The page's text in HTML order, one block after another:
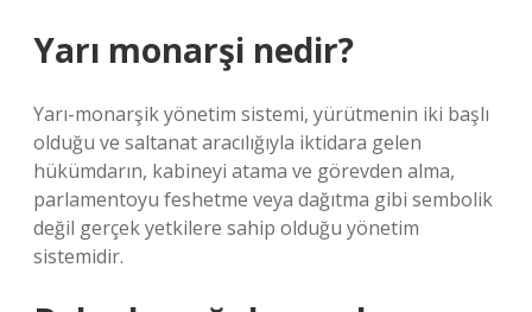
Yarı monarşi nedir?
Yarı-monarşik yönetim sistemi, yürütmenin iki başlı
olduğu ve saltanat aracılığıyla iktidara gelen
hükümdarın, kabineyi atama ve görevden alma,
parlamentoyu feshetme veya dağıtma gibi sembolik
değil gerçek yetkilere sahip olduğu yönetim
sistemidir.